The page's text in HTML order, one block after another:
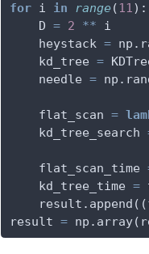
for i in range(11):
    D
= 2 ** i
    heystack
=
    kd_tree
=
    needle
=
    flat_scan
=
    kd_tree_search
    flat_scan_time
    kd_tree_time
=
result =